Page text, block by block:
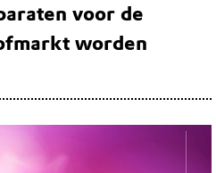
voor de
worden